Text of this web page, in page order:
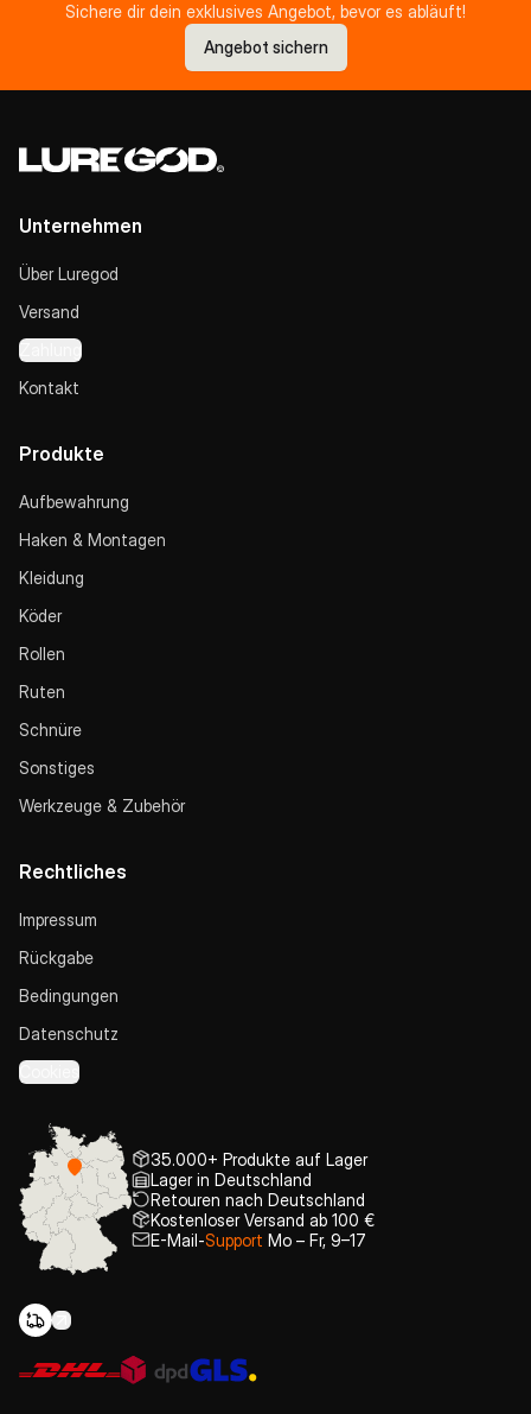
Sichere dir dein exklusives Angebot, bevor es abläuft!
Angebot sichern
Unternehmen
Über Luregod
Versand
Zahlung
Kontakt
Produkte
Aufbewahrung
Haken & Montagen
Kleidung
Köder
Rollen
Ruten
Schnüre
Sonstiges
Werkzeuge & Zubehör
Rechtliches
Impressum
Rückgabe
Bedingungen
Datenschutz
Cookies
35.000+ Produkte auf Lager
Lager in Deutschland
Retouren nach Deutschland
Kostenloser Versand ab 100 €
E-Mail-Support Mo – Fr, 9–17